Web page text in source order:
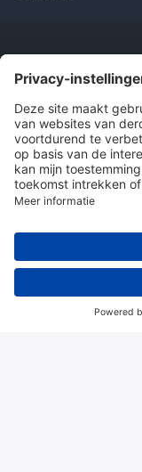
Onze producten
en diensten
Over Hitma
Algemene